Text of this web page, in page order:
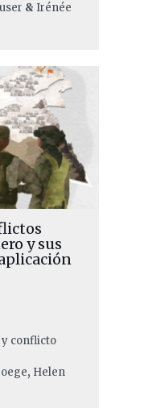
& Irénée
y sus
conflicto
, Helen